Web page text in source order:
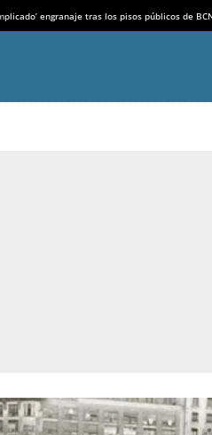
engranaje tras los pisos públicos de